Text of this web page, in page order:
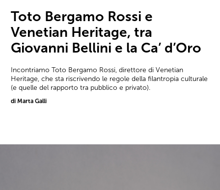
Toto Bergamo Rossi e
Venetian Heritage, tra
Giovanni Bellini e la Ca’ d’Oro
Incontriamo Toto Bergamo Rossi, direttore di Venetian
Heritage, che sta riscrivendo le regole della filantropia culturale
(e quelle del rapporto tra pubblico e privato).
di Marta Galli